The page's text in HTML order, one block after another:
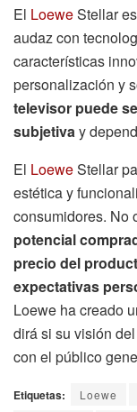
El LoeweStellar
audaz con
características
personalización y
televisor puede
subjetivay
El LoeweStellar
estética y
consumidores. No
potencial
precio del
expectativas
Loewe ha creado
dirá si su visión
con el público
Etiquetas: Loewe